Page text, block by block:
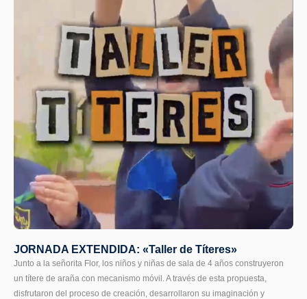
JORNADA EXTENDIDA: «Taller de Títeres»
Junto a la señorita Flor, los niños y niñas de sala de 4 años construyeron
un títere de araña con mecanismo móvil. A través de esta propuesta,
disfrutaron del proceso de creación, desarrollaron su imaginación y